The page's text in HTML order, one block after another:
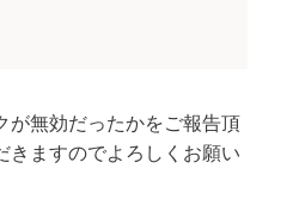
が無効だったかをご報告頂
きますのでよろしくお願い